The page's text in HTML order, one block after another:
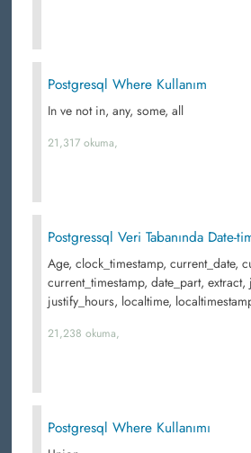
Postgresql Where Kullanım
In ve not in, any, some, all
21,317 okuma,
Postgressql Veri Tabanında Date-
Age, clock_timestamp, current_date,
current_timestamp, date_part, extract,
justify_hours, localtime,
21,238 okuma,
Postgresql Where Kullanımı